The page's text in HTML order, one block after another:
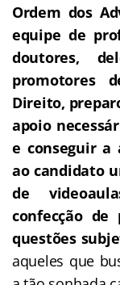
Ordem dos
equipe de
doutores,
promotores
Direito,
apoio
e conseguir a
ao candidato
de
confecção de
questões
aqueles que